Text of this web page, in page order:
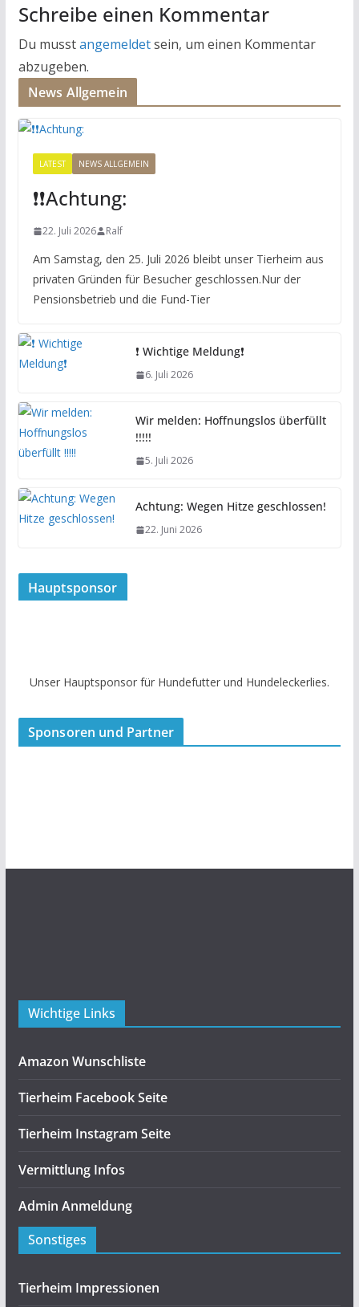
Schreibe einen Kommentar
Du musstangemeldetsein, um einen Kommentar
abzugeben.
News Allgemein
LATEST NEWS ALLGEMEIN
❗️❗️Achtung:
22. Juli 2026 Ralf
Am Samstag, den 25. Juli 2026 bleibt unser Tierheim aus
privaten Gründen für Besucher geschlossen.Nur der
Pensionsbetrieb und die Fund-Tier
❗️ Wichtige Meldung❗️
6. Juli 2026
Wir melden: Hoffnungslos überfüllt
!!!!!
5. Juli 2026
Achtung: Wegen Hitze geschlossen!
22. Juni 2026
Hauptsponsor
Unser Hauptsponsor für Hundefutter und Hundeleckerlies.
Sponsoren und Partner
Wichtige Links
Amazon Wunschliste
Tierheim Facebook Seite
Tierheim Instagram Seite
Vermittlung Infos
Admin Anmeldung
Sonstiges
Tierheim Impressionen